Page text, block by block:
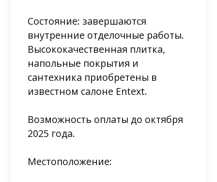
Состояние: завершаются
внутренние отделочные работы.
Высококачественная плитка,
напольные покрытия и
сантехника приобретены в
известном салоне Entext.
Возможность оплаты до октября
2025 года.
Местоположение: